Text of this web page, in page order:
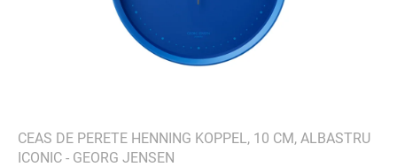
CEAS DE PERETE HENNING KOPPEL, 10 CM, ALBASTRU
ICONIC - GEORG JENSEN